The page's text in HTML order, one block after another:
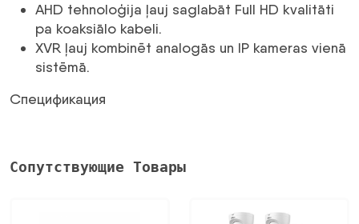
AHD tehnoloģija ļauj saglabāt Full HD kvalitāti
pa koaksiālo kabeli.
XVR ļauj kombinēt analogās un IP kameras vienā
sistēmā.
Спецификация
Сопутствующие Товары